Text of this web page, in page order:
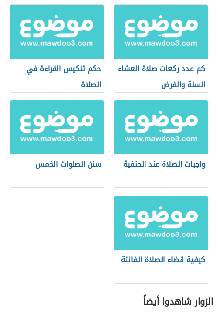
كم عدد ركعات صلاة العشاء
السنة والفرض
حكم تنكيس القراءة في
الصلاة
واجبات الصلاة عند الحنفية سنن الصلوات الخمس
كيفية قضاء الصلاة الفائتة
الزوار شاهدوا أيضاً